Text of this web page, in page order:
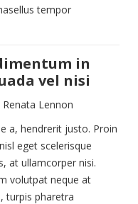
tempor
in
vel nisi
Renata Lennon
a, hendrerit justo. Proin
eget scelerisque
at ullamcorper nisi.
volutpat neque at
turpis pharetra